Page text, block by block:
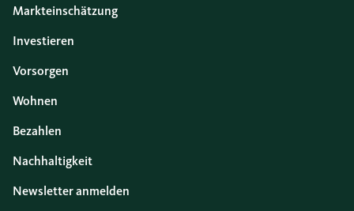
Markteinschätzung
Investieren
Vorsorgen
Wohnen
Bezahlen
Nachhaltigkeit
Newsletter anmelden